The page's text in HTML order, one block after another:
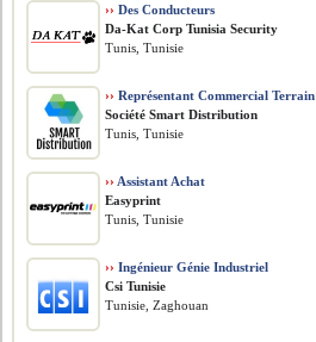
›› Des Conducteurs
Da-Kat Corp Tunisia Security
Tunis, Tunisie
›› Représentant Commercial Terrain
Société Smart Distribution
Tunis, Tunisie
›› Assistant Achat
Easyprint
Tunis, Tunisie
›› Ingénieur Génie Industriel
Csi Tunisie
Tunisie, Zaghouan